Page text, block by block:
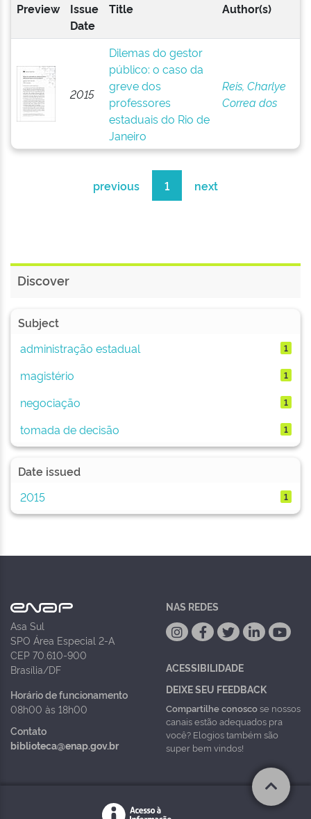
Preview
Issue
Date
Title Author(s)
2015
Dilemas do gestor
público: o caso da
greve dos
professores
estaduais do Rio de
Janeiro
Reis, Charlye
Correa dos
previous 1 next
Discover
Subject
administração estadual
1
magistério 1
negociação 1
tomada de decisão 1
Date issued
2015
1
Asa Sul
SPO Área Especial 2-A
CEP 70.610-900
Brasília/DF
Horário de funcionamento
08h00 às 18h00
Contato
biblioteca@enap.gov.br
NAS REDES
ACESSIBILIDADE
DEIXE SEU FEEDBACK
Compartilhe conoscose nossos
canais estão adequados pra
você? Elogios também são
super bem vindos!